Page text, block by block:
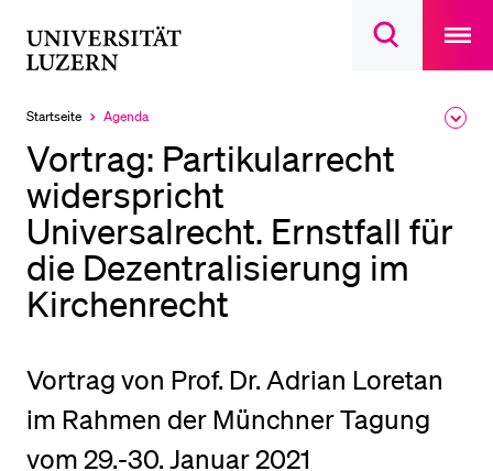
Suchdialog
main
Startseite
Aktuell
ausgewählt
Agenda
Vortrag: Partikularrecht
widerspricht
Universalrecht. Ernstfall für
die Dezentralisierung im
Kirchenrecht
Vortrag von Prof. Dr. Adrian Loretan
im Rahmen der Münchner Tagung
vom 29.-30. Januar 2021
LETZTE SUCHEN
DIE UNI FÜR…
Schulklassen und Lehrpersonen
Studien­interessierte
Studierende
Forschende
Alumni
Stellensuchende
Förderer